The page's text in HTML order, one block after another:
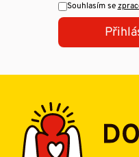
Souhlasím se